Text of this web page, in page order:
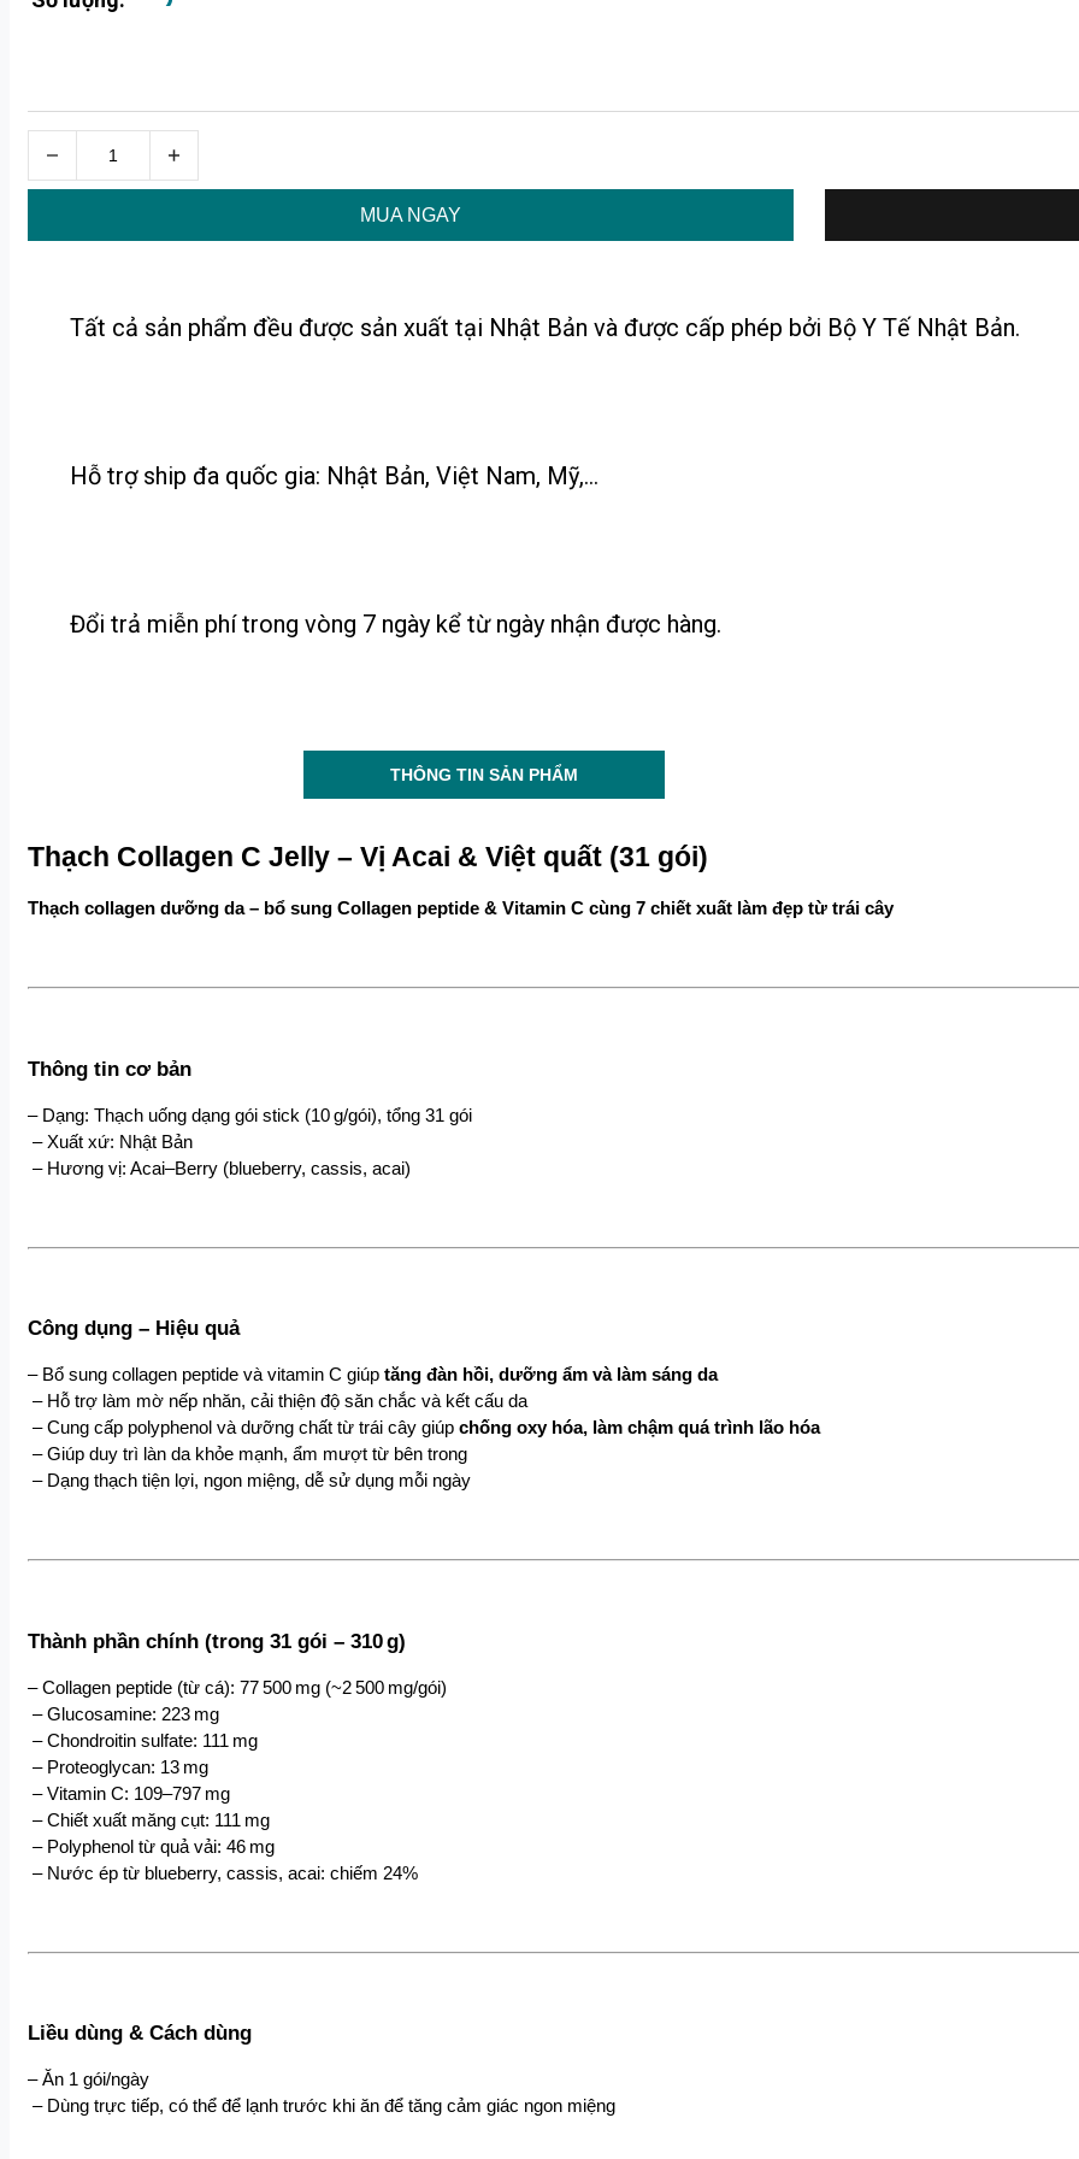
THÔNG TIN SẢN PHẨM
MUA NGAY
Hỗ trợ ship đa quốc gia: Nhật Bản, Việt Nam, Mỹ,...
Đổi trả miễn phí trong vòng 7 ngày kể từ ngày nhận được hàng.
Tất cả sản phẩm đều được sản xuất tại Nhật Bản và được cấp phép bởi Bộ Y Tế Nhật Bản.
Thạch Collagen C Jelly – Vị Acai & Việt quất (31 gói)
Thạch collagen dưỡng da – bổ sung Collagen peptide & Vitamin C cùng 7 chiết xuất làm đẹp từ trái cây
Thông tin cơ bản
– Dạng: Thạch uống dạng gói stick (10 g/gói), tổng 31 gói
– Xuất xứ: Nhật Bản
– Hương vị: Acai–Berry (blueberry, cassis, acai)
Công dụng – Hiệu quả
– Bổ sung collagen peptide và vitamin C giúp tăng đàn hồi, dưỡng ẩm và làm sáng da
– Hỗ trợ làm mờ nếp nhăn, cải thiện độ săn chắc và kết cấu da
– Cung cấp polyphenol và dưỡng chất từ trái cây giúp chống oxy hóa, làm chậm quá trình lão hóa
– Giúp duy trì làn da khỏe mạnh, ẩm mượt từ bên trong
– Dạng thạch tiện lợi, ngon miệng, dễ sử dụng mỗi ngày
Thành phần chính (trong 31 gói – 310 g)
– Collagen peptide (từ cá): 77 500 mg (~2 500 mg/gói)
– Glucosamine: 223 mg
– Chondroitin sulfate: 111 mg
– Proteoglycan: 13 mg
– Vitamin C: 109–797 mg
– Chiết xuất măng cụt: 111 mg
– Polyphenol từ quả vải: 46 mg
– Nước ép từ blueberry, cassis, acai: chiếm 24%
Liều dùng & Cách dùng
– Ăn 1 gói/ngày
– Dùng trực tiếp, có thể để lạnh trước khi ăn để tăng cảm giác ngon miệng